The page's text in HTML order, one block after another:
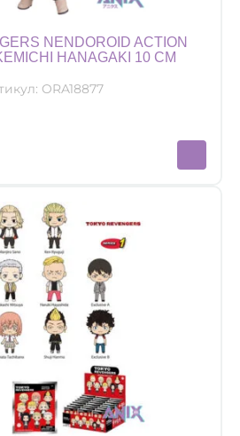
NENDOROID ACTION
HANAGAKI 10 CM
ORA18877